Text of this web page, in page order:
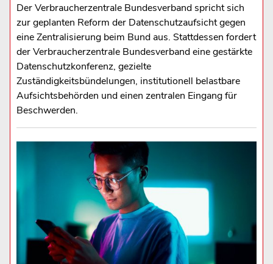
Der Verbraucherzentrale Bundesverband spricht sich
zur geplanten Reform der Datenschutzaufsicht gegen
eine Zentralisierung beim Bund aus. Stattdessen fordert
der Verbraucherzentrale Bundesverband eine gestärkte
Datenschutzkonferenz, gezielte
Zuständigkeitsbündelungen, institutionell belastbare
Aufsichtsbehörden und einen zentralen Eingang für
Beschwerden.